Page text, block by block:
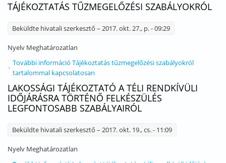
TÁJÉKOZTATÁS TŰZMEGELŐZÉSI SZABÁLYOKRÓL
Beküldte hivatali szerkesztő – 2017. okt. 27., p. - 09:29
Nyelv Meghatározatlan
További információ Tájékoztatás tűzmegelőzési szabályokról
tartalommal kapcsolatosan
LAKOSSÁGI TÁJÉKOZTATÓ A TÉLI RENDKÍVÜLI
IDŐJÁRÁSRA TÖRTÉNŐ FELKÉSZÜLÉS
LEGFONTOSABB SZABÁLYAIRÓL
Beküldte hivatali szerkesztő – 2017. okt. 19., cs. - 11:09
Nyelv Meghatározatlan